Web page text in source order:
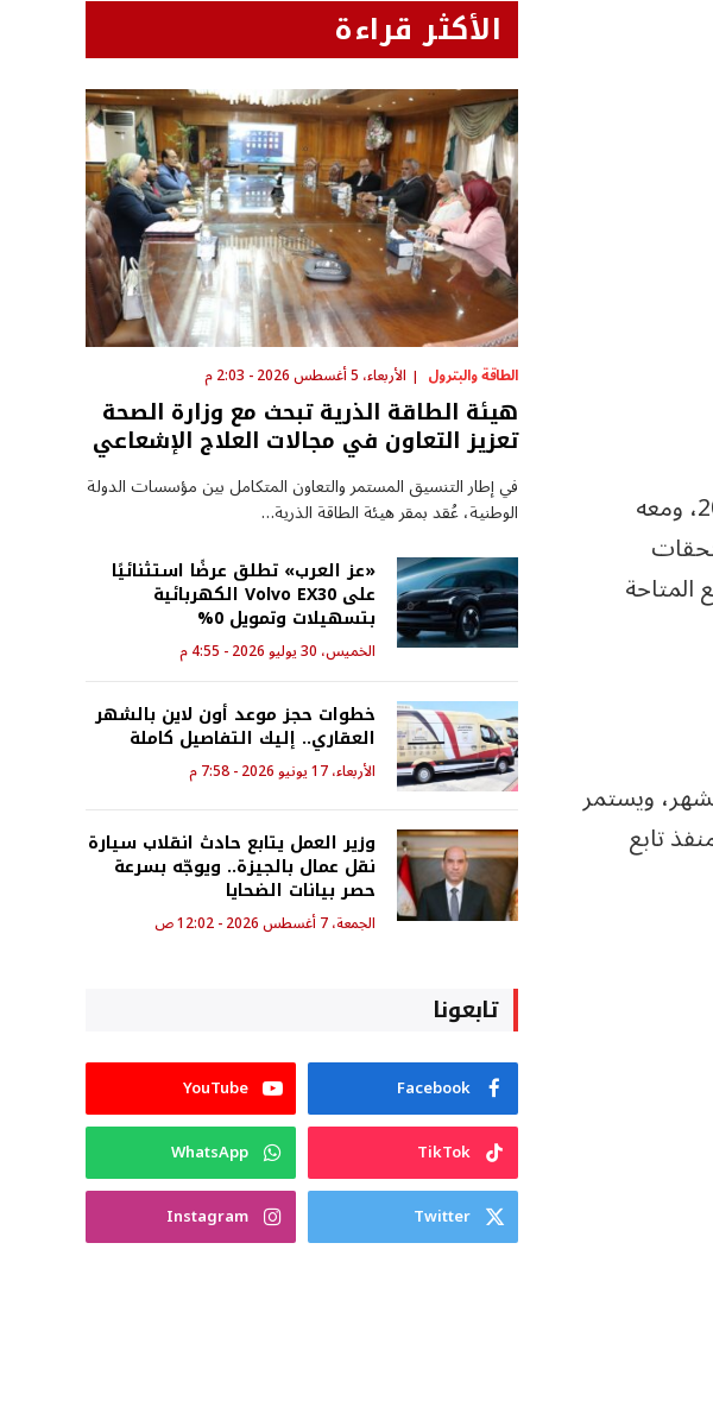
أيام قليلة تفصلنا على بدء شهر يوليو 2026، ومعه
المتاحة
اعتبارًا من يوم 1 من ذات الشهر، ويستمر
وحتى التاسعة مساءً، من خلال 40 ألف منفذ تابع
الأكثر قراءة
الطاقة والبترول الأربعاء، 5 أغسطس 2026 - 2:03 م
هيئة الطاقة الذرية تبحث مع وزارة الصحة
تعزيز التعاون في مجالات العلاج الإشعاعي
في إطار التنسيق المستمر والتعاون المتكامل بين مؤسسات الدولة
الوطنية، عُقد بمقر هيئة الطاقة الذرية…
«عز العرب» تطلق عرضًا استثنائيًا
على Volvo EX30 الكهربائية
بتسهيلات وتمويل 0%
الخميس، 30 يوليو 2026 - 4:55 م
خطوات حجز موعد أون لاين بالشهر
العقاري.. إليك التفاصيل كاملة
الأربعاء، 17 يونيو 2026 - 7:58 م
وزير العمل يتابع حادث انقلاب سيارة
نقل عمال بالجيزة.. ويوجّه بسرعة
حصر بيانات الضحايا
الجمعة، 7 أغسطس 2026 - 12:02 ص
تابعونا
Facebook
YouTube
TikTok
WhatsApp
Twitter
Instagram